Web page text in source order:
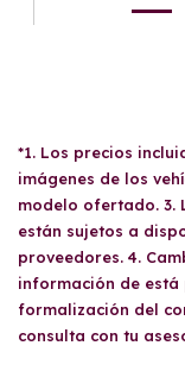
*1. Los precios
imágenes de los
modelo ofertado. 3.
están sujetos a
proveedores. 4.
información de está
formalización del
consulta con tu